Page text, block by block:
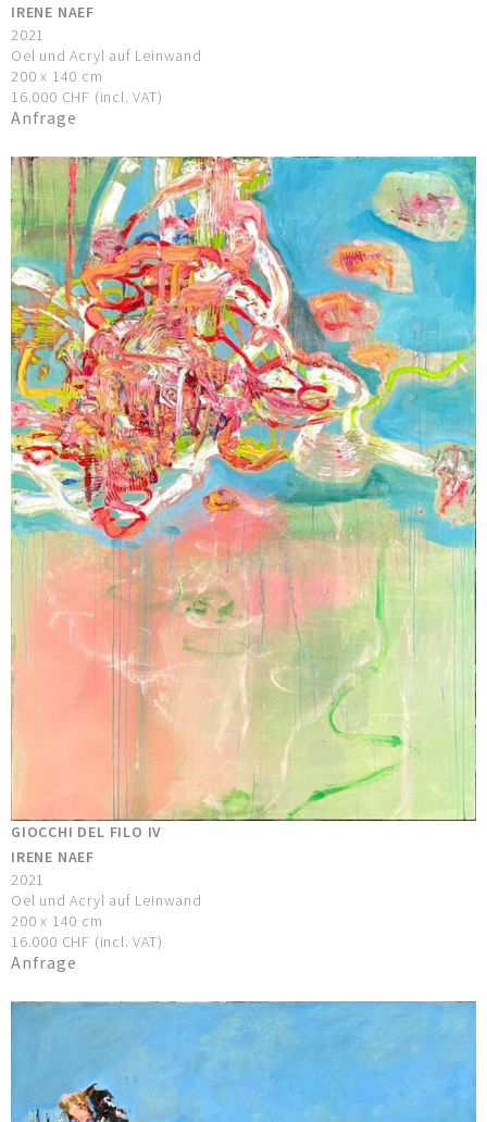
IRENE NAEF
2021
Oel und Acryl auf Leinwand
200 x 140 cm
16.000 CHF (incl. VAT)
Anfrage
GIOCCHI DEL FILO IV
IRENE NAEF
2021
Oel und Acryl auf Leinwand
200 x 140 cm
16.000 CHF (incl. VAT)
Anfrage